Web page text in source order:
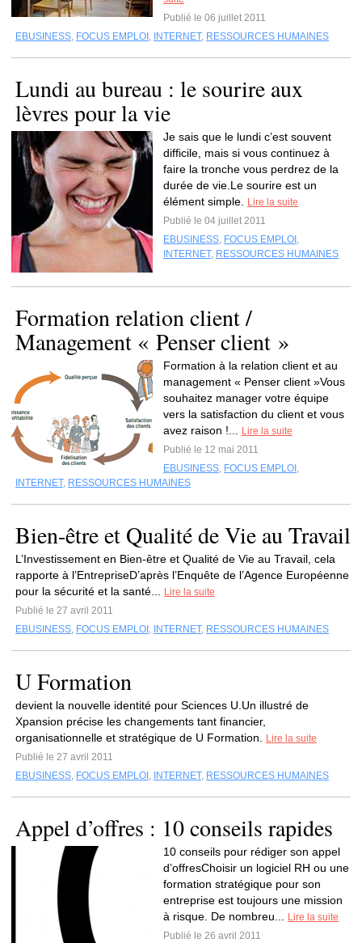
Publié le 06 juillet 2011
EBUSINESS, FOCUS EMPLOI , INTERNET, RESSOURCES HUMAINES
Lundi au bureau : le sourire aux
lèvres pour la vie
Je sais que le lundi c’est souvent
difficile, mais si vous continuez à
faire la tronche vous perdrez de la
durée de vie.Le sourire est un
élément simple.
Lire la suite
Publié le 04 juillet 2011
EBUSINESS, FOCUS EMPLOI ,
INTERNET, RESSOURCES HUMAINES
Formation relation client /
Management « Penser client »
Formation à la relation client et au
management « Penser client »Vous
souhaitez manager votre équipe
vers la satisfaction du client et vous
avez raison !...
Lire la suite
Publié le 12 mai 2011
EBUSINESS, FOCUS EMPLOI ,
INTERNET, RESSOURCES HUMAINES
Bien-être et Qualité de Vie au Travail
L’Investissement en Bien-être et Qualité de Vie au Travail, cela
rapporte à l’EntrepriseD’après l’Enquête de l’Agence Européenne
pour la sécurité et la santé...
Lire la suite
Publié le 27 avril 2011
EBUSINESS, FOCUS EMPLOI , INTERNET, RESSOURCES HUMAINES
U Formation
devient la nouvelle identité pour Sciences U.Un illustré de
Xpansion précise les changements tant financier,
organisationnelle et stratégique de U Formation.
Lire la suite
Publié le 27 avril 2011
EBUSINESS, FOCUS EMPLOI , INTERNET, RESSOURCES HUMAINES
Appel d’offres : 10 conseils rapides
10 conseils pour rédiger son appel
d’offresChoisir un logiciel RH ou une
formation stratégique pour son
entreprise est toujours une mission
à risque. De nombreu...
Lire la suite
Publié le 26 avril 2011